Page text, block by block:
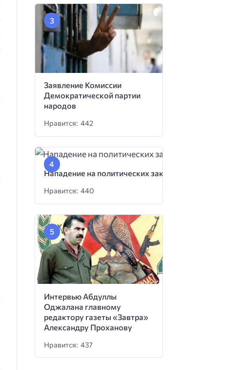
Заявление Комиссии
Демократической партии
народов
Нравится: 442
Нападение на политических заключенных
Нравится: 440
Интервью Абдуллы
Оджалана главному
редактору газеты «Завтра»
Александру Проханову
Нравится: 437